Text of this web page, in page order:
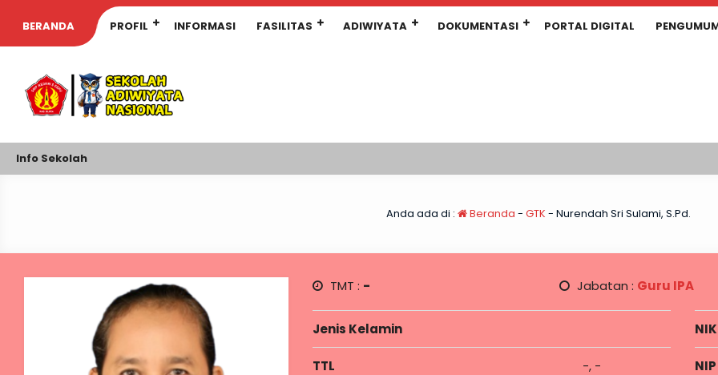
BERANDA PROFIL INFORMASI FASILITAS ADIWIYATA DOKUMENTASI PORTAL DIGITAL
Info Sekolah
Anda ada di : Beranda - GTK - Nurendah Sri Sulami, S.Pd.
TMT : - Jabatan : Guru IPA
Jenis Kelamin
TTL -, -
NIK
NIP